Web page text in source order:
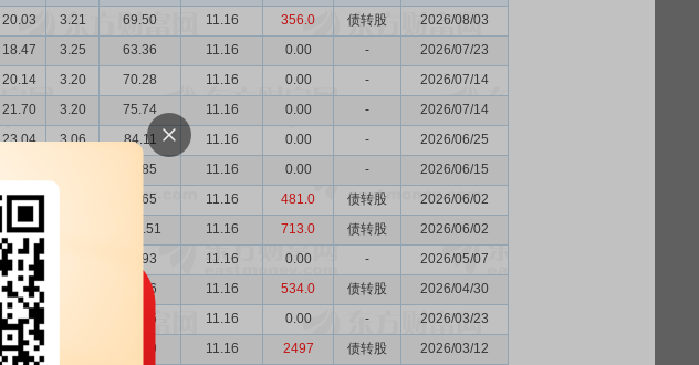
20.03 3.21 69.50 11.16 356.0 债转股
2026/08/03
18.47 3.25 63.36 11.16 0.00 -
2026/07/23
20.14 3.20 70.28 11.16 0.00 -
2026/07/14
21.70 3.20 75.74 11.16 0.00 -
2026/07/14
23.04 3.06 84.11 11.16 0.00 -
2026/06/25
73.85 11.16 0.00 -
2026/06/15
21.51 80.65 11.16 481.0 债转股
2026/06/02
25.51 100.51 11.16 713.0 债转股
2026/06/02
24.40 94.93 11.16 0.00 -
2026/05/07
17.68 72.96 11.16 534.0 债转股
2026/04/30
17.17 74.85 11.16 0.00 -
2026/03/23
18.67 74.29 11.16 2497 债转股
2026/03/12